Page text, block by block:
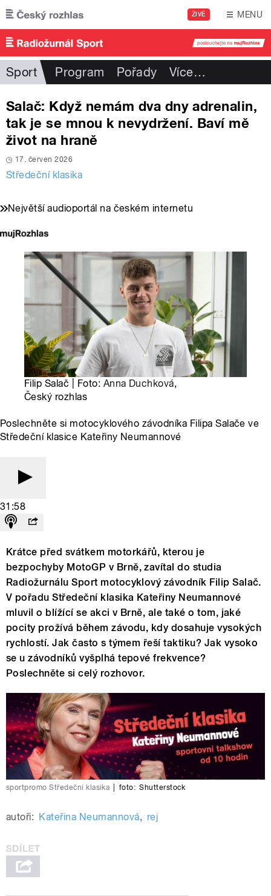
Přejít k hlavnímu obsahu
ŽIVĚ MENU
Sport Program Pořady Více…
Salač: Když nemám dva dny adrenalin,
tak je se mnou k nevydržení. Baví mě
život na hraně
17. červen 2026
Středeční klasika
Největší audioportál na českém internetu
Filip Salač | Foto: Anna Duchková,
Český rozhlas
Poslechněte si motocyklového závodníka Filipa Salače ve
Středeční klasice Kateřiny Neumannové
31:58
Krátce před svátkem motorkářů, kterou je
bezpochyby MotoGP v Brně, zavítal do studia
Radiožurnálu Sport motocyklový závodník Filip Salač.
V pořadu Středeční klasika Kateřiny Neumannové
mluvil o blížící se akci v Brně, ale také o tom, jaké
pocity prožívá během závodu, kdy dosahuje vysokých
rychlostí. Jak často s týmem řeší taktiku? Jak vysoko
se u závodníků vyšplhá tepové frekvence?
Poslechněte si celý rozhovor.
sportpromo Středeční klasika foto: Shutterstock
autoři: Kateřina Neumannová, rej